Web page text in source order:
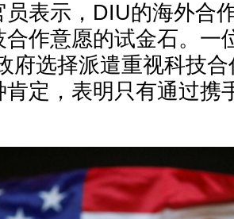
员表示，DIU的海外合
作意愿的试金石。一
府选择派遣重视科技
肯定，表明只有通过携